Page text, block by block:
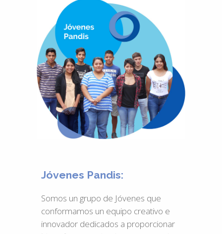
Jóvenes Pandis:
Somos un grupo de Jóvenes que
conformamos un equipo creativo e
innovador dedicados a proporcionar